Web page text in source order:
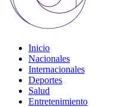
Inicio
Nacionales
Internacionales
Deportes
Salud
Entretenimiento